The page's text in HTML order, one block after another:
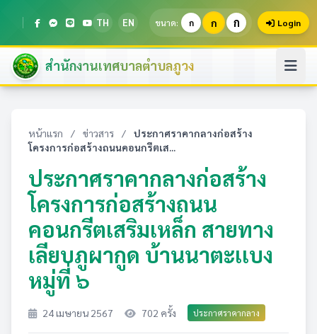
TH EN ขนาด: ก ก ก Login
สำนักงานเทศบาลตำบลภูวง
หน้าแรก / ข่าวสาร /
ประกาศราคากลางก่อสร้าง
โครงการก่อสร้างถนนคอนกรีตเส...
ประกาศราคากลางก่อสร้าง
โครงการก่อสร้างถนน
คอนกรีตเสริมเหล็ก สายทาง
เลียบภูผากูด บ้านนาตะเเบง
หมู่ที่ ๖
24 เมษายน 2567 702 ครั้ง ประกาศราคากลาง